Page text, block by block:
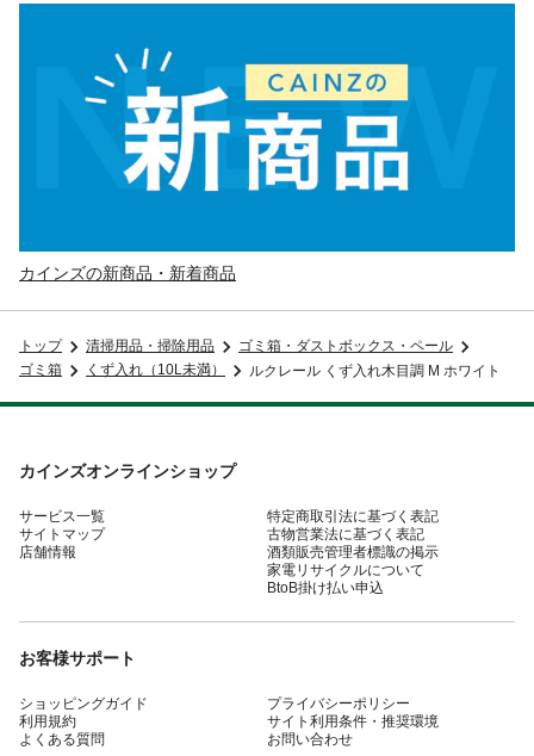
カインズの新商品・新着商品
トップ 清掃用品・掃除用品
ゴミ箱・ダストボックス・ペール
ゴミ箱
くず入れ（10L未満） ルクレール くず入れ木目調 M ホワイト
カインズオンラインショップ
サービス一覧
サイトマップ
店舗情報
特定商取引法に基づく表記
古物営業法に基づく表記
酒類販売管理者標識の掲示
家電リサイクルについて
BtoB掛け払い申込
お客様サポート
ショッピングガイド
利用規約
よくある質問
プライバシーポリシー
サイト利用条件・推奨環境
お問い合わせ